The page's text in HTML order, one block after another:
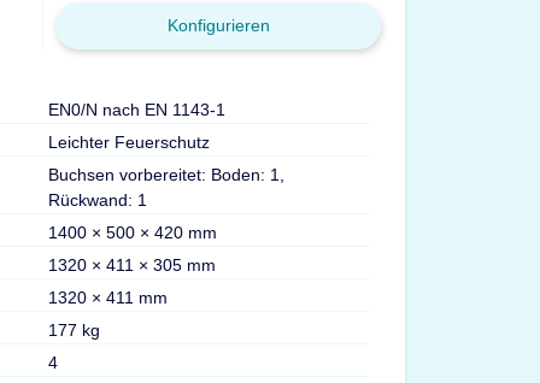
Konfigurieren
EN0/N nach EN 1143-1
Leichter Feuerschutz
Buchsen vorbereitet: Boden: 1,
Rückwand: 1
1400 × 500 × 420 mm
1320 × 411 × 305 mm
1320 × 411 mm
177 kg
4